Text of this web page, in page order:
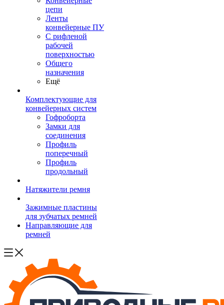
цепи
Ленты
конвейерные ПУ
С рифленой
рабочей
поверхностью
Общего
назначения
Ещё
Комплектующие для
конвейерных систем
Гофроборта
Замки для
соединения
Профиль
поперечный
Профиль
продольный
Натяжители ремня
Зажимные пластины
для зубчатых ремней
Направляющие для
ремней